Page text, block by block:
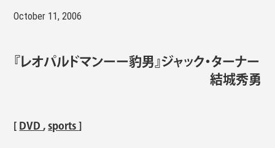
NOBODY STORE
October 11, 2006
『レオパルドマンーー豹男』ジャック・ターナー
結城秀勇
[DVD,sports]